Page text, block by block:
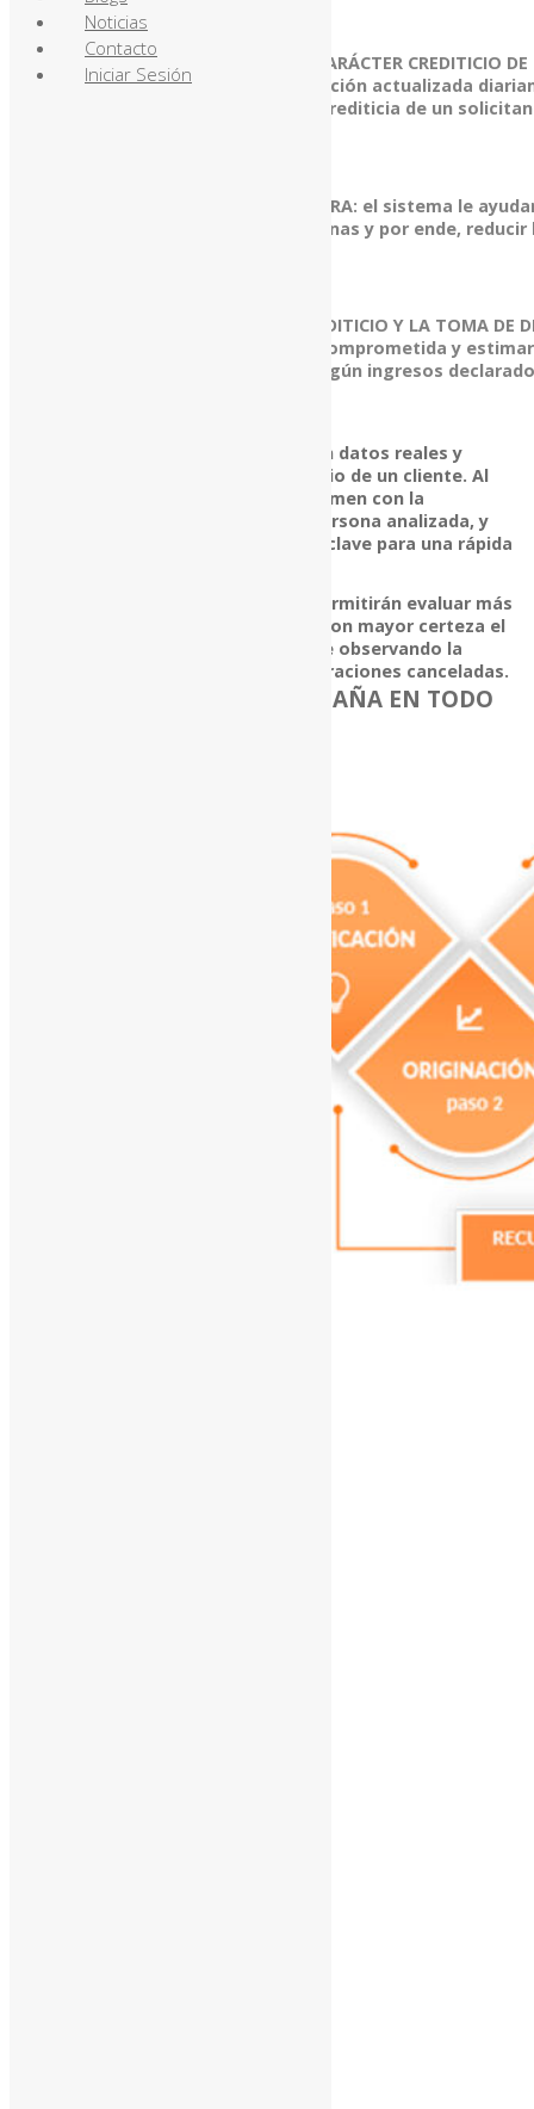
CALIFICAR CON MAYOR CERTEZA EL CARÁCTER CREDITICIO
SOLICITANTE:al disponer de información actualizada
permitiéndole conocer la situación crediticia de un
REDUCIR LA MOROSIDAD DE SU CARTERA: el sistema le
el sobreendeudamiento de las personas y por ende, reducir
MAYOR AGILIDAD EN EL ANÁLISIS CREDITICIO Y LA TOMA DE
podrá conocer al instante la cuota comprometida y
capacidad de pago del solicitante según ingresos
Podrá tomar decisiones basadas en datos reales y
actualizados sobre el perfil crediticio de un cliente. Al
inicio de cada reporte, verá un resumen con la
información más relevante de la persona analizada, y
así distinguir fácilmente los datos clave para una rápida
Los cuadros y ayudas gráficas le permitirán evaluar más
eficientemente pudiendo calificar con mayor certeza el
carácter crediticio de un solicitante observando la
forma de cumplimiento de sus operaciones canceladas.
BICSA RESPORTE TE ACOMPAÑA EN TODO
Noticias
Contacto
Iniciar Sesión